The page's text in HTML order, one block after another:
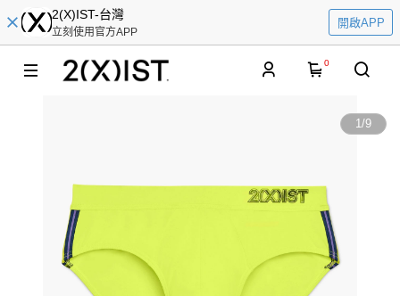
2(X)IST-台灣
立刻使用官方APP
開啟APP
0
1/9